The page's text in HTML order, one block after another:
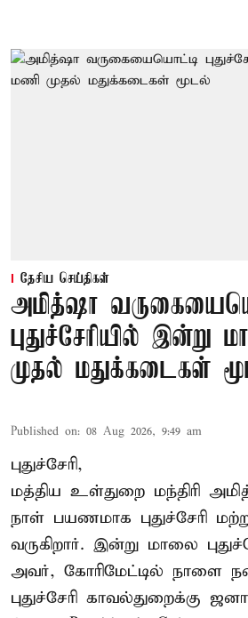
தேசிய செய்திகள்
அமித்ஷா
புதுச்சேரியில் இன்று
முதல் மதுக்கடைகள்
Published on: 08 Aug 2026, 9:49 am
புதுச்சேரி,
மத்திய உள்துறை மந்திரி
நாள் பயணமாக புதுச்சேரி
வருகிறார். இன்று மாலை
அவர், கோரிமேட்டில் நாளை
புதுச்சேரி காவல்துறைக்கு